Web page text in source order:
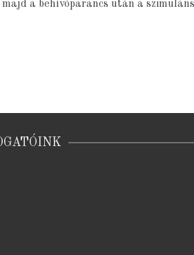
a behívóparancs után a